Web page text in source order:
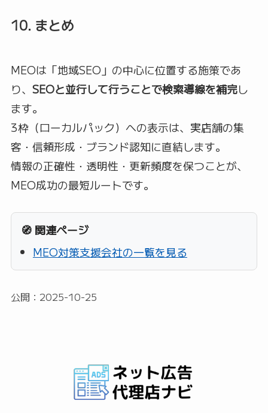
10. まとめ
MEOは「地域SEO」の中心に位置する施策であ
り、 SEOと並行して行うことで検索導線を補完し
ます。
3枠（ローカルパック）への表示は、実店舗の集
客・信頼形成・ブランド認知に直結します。
情報の正確性・透明性・更新頻度を保つことが、
MEO成功の最短ルートです。
🧭 関連ページ
MEO対策支援会社の一覧を見る
公開：2025-10-25